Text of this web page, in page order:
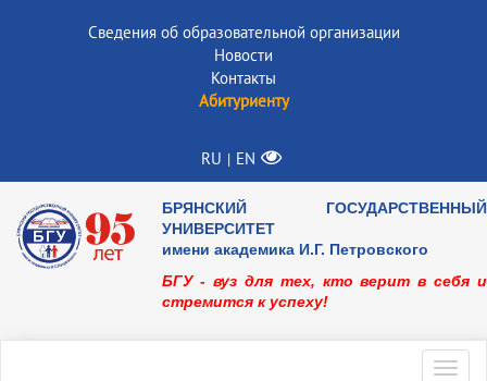
Сведения об образовательной организации
Новости
Контакты
Абитуриенту
RU | EN
БРЯНСКИЙ ГОСУДАРСТВЕННЫЙ
УНИВЕРСИТЕТ
имени академика И.Г. Петровского
БГУ - вуз для тех, кто верит в себя и
стремится к успеху!